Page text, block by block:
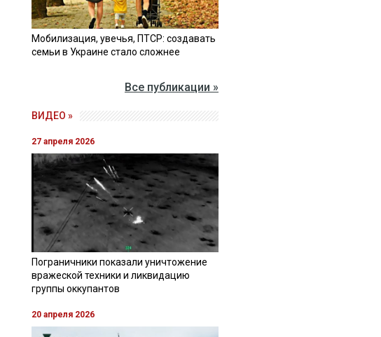
Мобилизация, увечья, ПТСР: создавать
семьи в Украине стало сложнее
Все публикации »
ВИДЕО »
27 апреля 2026
Пограничники показали уничтожение
вражеской техники и ликвидацию
группы оккупантов
20 апреля 2026